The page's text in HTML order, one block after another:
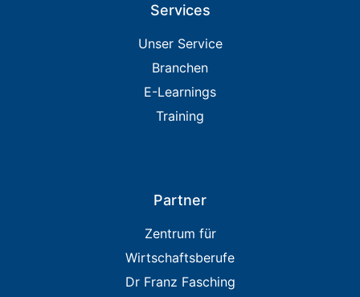
Services
Unser Service
Branchen
E-Learnings
Training
Partner
Zentrum für
Wirtschaftsberufe
Dr Franz Fasching